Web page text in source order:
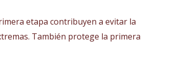
etapa contribuyen a evitar la
También protege la primera